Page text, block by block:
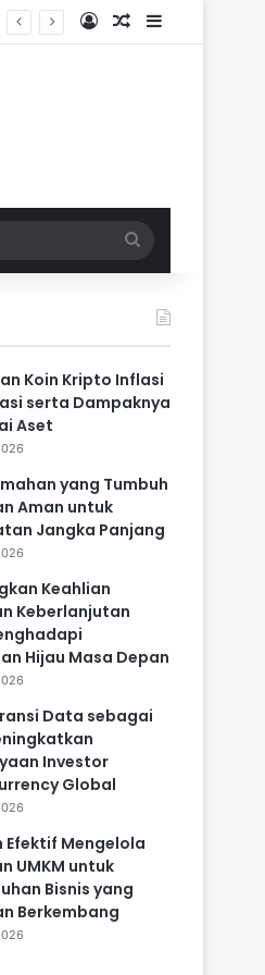
Log InRandom Article
Sidebar
for
Koin Kripto Inflasi
serta Dampaknya
Aset
yang Tumbuh
Aman untuk
Jangka Panjang
Keahlian
Keberlanjutan
Hijau Masa Depan
Data sebagai
Investor
Global
Efektif Mengelola
UMKM untuk
Bisnis yang
Berkembang